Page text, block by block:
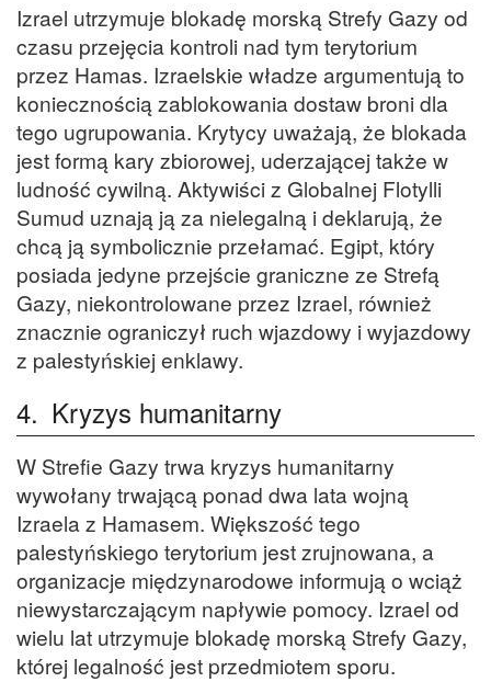
Izrael utrzymuje blokadę morską Strefy Gazy od
czasu przejęcia kontroli nad tym terytorium
przez Hamas. Izraelskie władze argumentują to
koniecznością zablokowania dostaw broni dla
tego ugrupowania. Krytycy uważają, że blokada
jest formą kary zbiorowej, uderzającej także w
ludność cywilną. Aktywiści z Globalnej Flotylli
Sumud uznają ją za nielegalną i deklarują, że
chcą ją symbolicznie przełamać. Egipt, który
posiada jedyne przejście graniczne ze Strefą
Gazy, niekontrolowane przez Izrael, również
znacznie ograniczył ruch wjazdowy i wyjazdowy
z palestyńskiej enklawy.
4. Kryzys humanitarny
W Strefie Gazy trwa kryzys humanitarny
wywołany trwającą ponad dwa lata wojną
Izraela z Hamasem. Większość tego
palestyńskiego terytorium jest zrujnowana, a
organizacje międzynarodowe informują o wciąż
niewystarczającym napływie pomocy. Izrael od
wielu lat utrzymuje blokadę morską Strefy Gazy,
której legalność jest przedmiotem sporu.